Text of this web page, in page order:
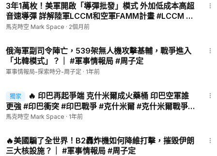
pace-104329048322968
🛩 Instagram ➡️https://www.instagram.com/markspace5/
🛰 Telegram ➡️https://t.me/markspacechannel
3年1萬枚！美軍開啟「導彈批發」模式 外加低成本高超
音速導彈 詳解陸軍LCCM和空軍FAMM計畫 #LCCM #
梭魚500 #RAACM #生鏽匕首 #黑鬍子導彈 | 05/15 馬
馬克時空 Mark Space · 2個月前
俄海軍副司令陣亡，539架無人機攻擊基輔，戰爭進入
「北韓模式」？｜ #軍事情報局 #周子定
軍事情報局-探索時分-周子定 · 1年前
獨家
🔥 印巴再起爭端 克什米爾成火藥桶 印巴空軍誰
更強 #印巴衝突 #印巴戰爭 #克什米爾 #克什米爾戰爭 #
陣風戰鬥機 #梟龍戰機 #殲10C #軍事 | 05/04【馬克時
馬克時空 Mark Space · 1年前
🔥美國騙了全世界！B2轟炸機如何降維打擊，摧毀伊朗
三大核設施？｜ #軍事情報局 #周子定